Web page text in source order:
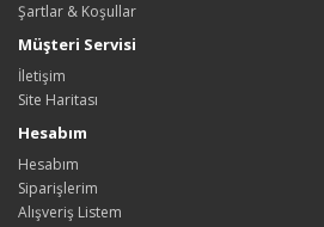
Şartlar & Koşullar
Müşteri Servisi
İletişim
Site Haritası
Hesabım
Hesabım
Siparişlerim
Alışveriş Listem